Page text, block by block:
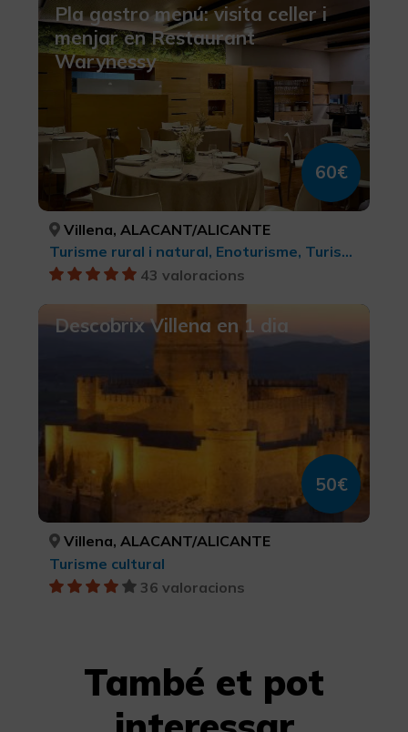
Pla gastro menú: visita celler i
menjar en Restaurant
Warynessy
60€
Villena, ALACANT/ALICANTE
Turisme rural i natural, Enoturisme, Turisme gastronòmic
43 valoracions
Descobrix Villena en 1 dia
50€
Villena, ALACANT/ALICANTE
Turisme cultural
36 valoracions
També et pot